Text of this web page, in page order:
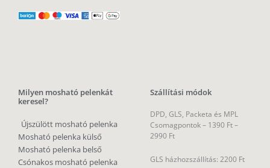
Milyen mosható pelenkát
keresel?
Újszülött mosható pelenka
Mosható pelenka külső
Mosható pelenka belső
Csónakos mosható pelenka
Szállítási módok
DPD, GLS, Packeta és MPL
Csomagpontok – 1390 Ft –
2990 Ft
GLS házhozszállítás: 2200 Ft